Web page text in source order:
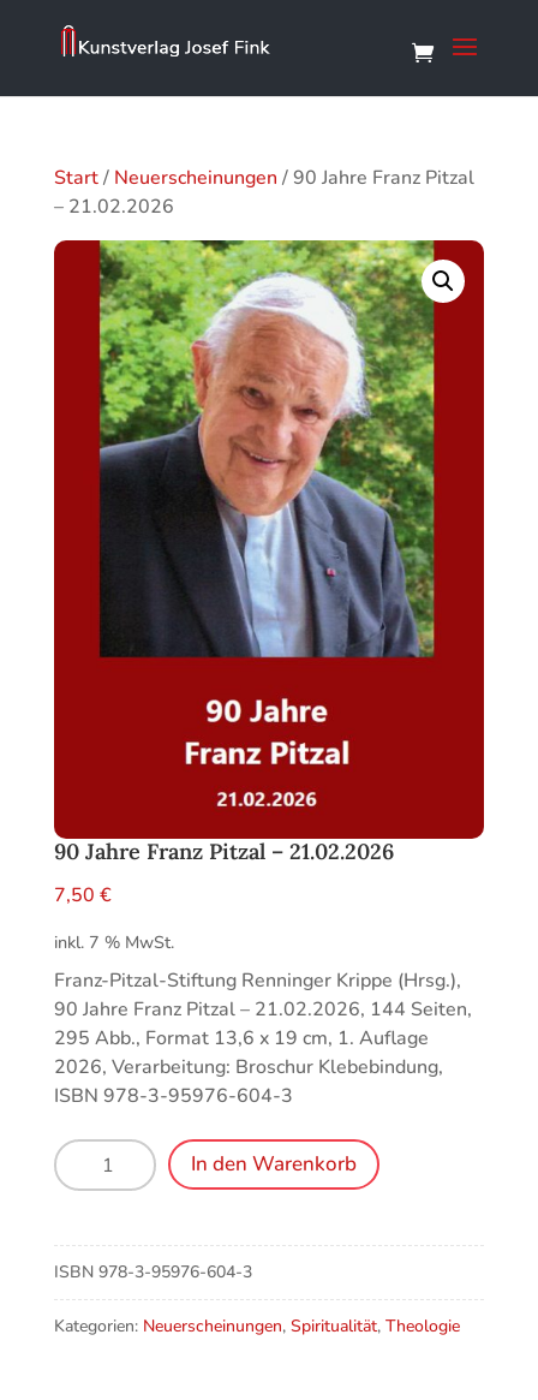
Start/ Neuerscheinungen / 90 Jahre Franz Pitzal
– 21.02.2026
90 Jahre Franz Pitzal – 21.02.2026
7,50 €
inkl. 7 % MwSt.
Franz-Pitzal-Stiftung Renninger Krippe (Hrsg.),
90 Jahre Franz Pitzal – 21.02.2026, 144 Seiten,
295 Abb., Format 13,6 x 19 cm, 1. Auflage
2026, Verarbeitung: Broschur Klebebindung,
ISBN 978-3-95976-604-3
90
Jahre
Pitzal
–
21.02.2026
Menge
In den Warenkorb
ISBN 978-3-95976-604-3
Kategorien: Neuerscheinungen, Spiritualität, Theologie